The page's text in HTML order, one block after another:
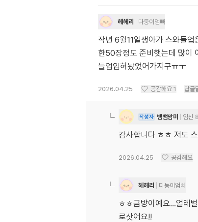
헤헤리 다둥이엄빠
작년 6월11일생아가 스와들
한50장정도 준비햇는데 많이
들업입혀놨었어가지구ㅠㅜ
2026.04.25 공감해요 1 답글
작성자 뱀뱀맘미 임신
감사합니다 ㅎㅎ 저도
2026.04.25 공감해요
헤헤리 다둥이엄빠
ㅎㅎ금방이예요...얼레
로삿어요!!